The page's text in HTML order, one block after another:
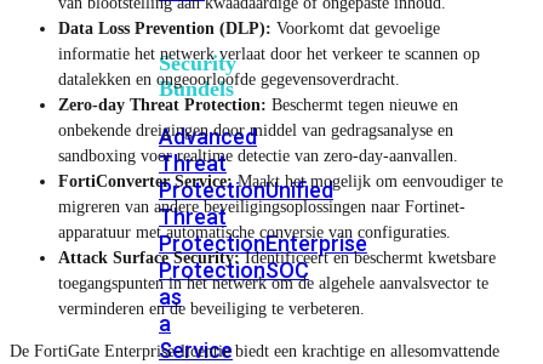
Security
Bundels
Advanced
Threat
ProtectionUnified
Threat
ProtectionEnterprise
ProtectionSOC
as
a
Service
Data Loss Prevention (DLP): Voorkomt dat gevoelige
informatie het netwerk verlaat door het verkeer te scannen op
datalekken en ongeoorloofde gegevensoverdracht.
Zero-day Threat Protection: Beschermt tegen nieuwe en
onbekende dreigingen door middel van gedragsanalyse en
sandboxing voor realtime detectie van zero-day-aanvallen.
FortiConverter Service: Maakt het mogelijk om eenvoudiger te
migreren van andere beveiligingsoplossingen naar Fortinet-
apparatuur met automatische conversie van configuraties.
Attack Surface Security:Identificeert en beschermt kwetsbare
toegangspunten in het netwerk om de algehele aanvalsvector te
verminderen en de beveiliging te verbeteren.
De FortiGate Enterprise-licentie biedt een krachtige en allesomvattende